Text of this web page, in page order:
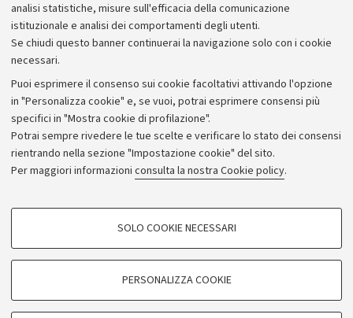
analisi statistiche, misure sull'efficacia della comunicazione
istituzionale e analisi dei comportamenti degli utenti.
Se chiudi questo banner continuerai la navigazione solo con i cookie
necessari.
Puoi esprimere il consenso sui cookie facoltativi attivando l'opzione
in "Personalizza cookie" e, se vuoi, potrai esprimere consensi più
specifici in "Mostra cookie di profilazione".
Potrai sempre rivedere le tue scelte e verificare lo stato dei consensi
rientrando nella sezione "Impostazione cookie" del sito.
Per maggiori informazioni consulta la nostra Cookie policy.
COOKIE DI PROFILAZIONE - FACOLTATIVI
SOLO COOKIE NECESSARI
PERSONALIZZA COOKIE
Archivio
Comunicati stampa
Redazione
Rassegna stampa
© Copyright 2026 - ALMA MATER STUDIORUM - Università di
Bologna - Via Zamboni, 33 - 40126 Bologna - PI: 01131710376 -